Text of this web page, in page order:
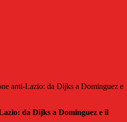
anti-Lazio: da Dijks a Dominguez e
da Dijks a Dominguez e il